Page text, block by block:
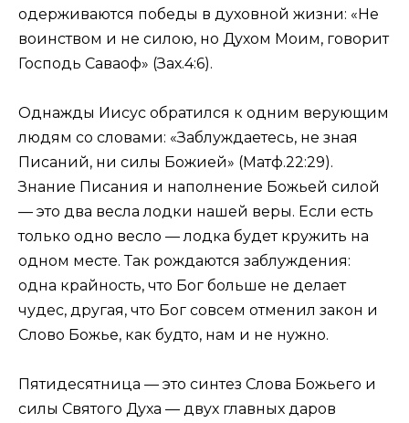
одерживаются победы в духовной жизни: «Не
воинством и не силою, но Духом Моим, говорит
Господь Саваоф» (Зах.4:6).
Однажды Иисус обратился к одним верующим
людям со словами: «Заблуждаетесь, не зная
Писаний, ни силы Божией» (Матф.22:29).
Знание Писания и наполнение Божьей силой
— это два весла лодки нашей веры. Если есть
только одно весло — лодка будет кружить на
одном месте. Так рождаются заблуждения:
одна крайность, что Бог больше не делает
чудес, другая, что Бог совсем отменил закон и
Слово Божье, как будто, нам и не нужно.
Пятидесятница — это синтез Слова Божьего и
силы Святого Духа — двух главных даров